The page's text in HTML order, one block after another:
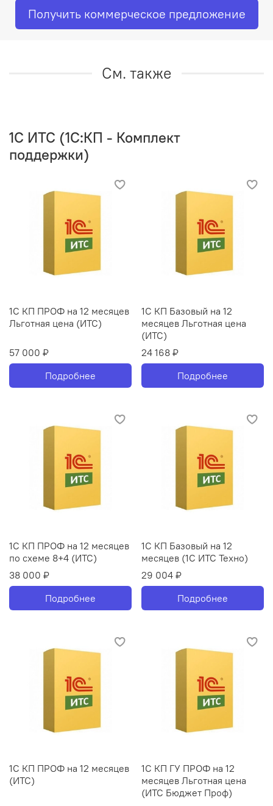
Получить коммерческое предложение
См. также
1C ИТС (1С:КП - Комплект
поддержки)
1С КП ПРОФ на 12 месяцев
Льготная цена (ИТС)
57 000 ₽
Подробнее
1С КП Базовый на 12
месяцев Льготная цена
(ИТС)
24 168 ₽
Подробнее
1С КП ПРОФ на 12 месяцев
по схеме 8+4 (ИТС)
38 000 ₽
Подробнее
1С КП Базовый на 12
месяцев (1С ИТС Техно)
29 004 ₽
Подробнее
1С КП ПРОФ на 12 месяцев
(ИТС)
1С КП ГУ ПРОФ на 12
месяцев Льготная цена
(ИТС Бюджет Проф)